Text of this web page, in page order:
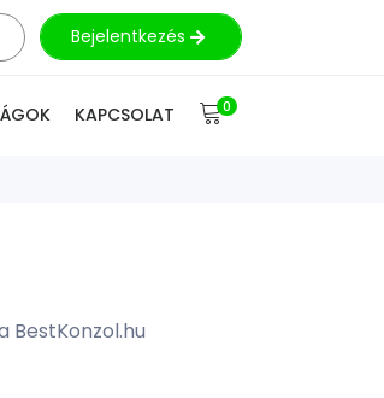
Bejelentkezés
KAPCSOLAT 0
BestKonzol.hu